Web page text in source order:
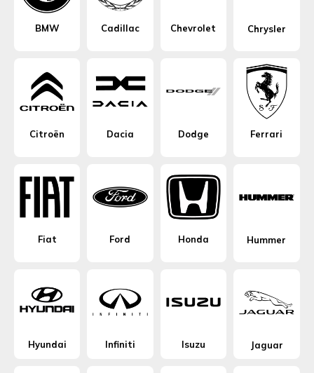
BMW Cadillac Chevrolet Chrysler
Citroën Dacia Dodge Ferrari
Fiat Ford Honda Hummer
Hyundai Infiniti Isuzu Jaguar